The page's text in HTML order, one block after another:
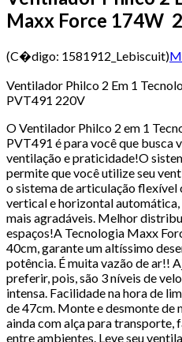
Maxx Force 174W
(C�digo: 1581912_Lebiscuit)
Ventilador Philco 2 Em 1
PVT491 220V
O Ventilador Philco 2 em 1
PVT491 é para você que busca
ventilação e praticidade!O
permite que você utilize seu
o sistema de articulação flexível
vertical e horizontal automática,
mais agradáveis. Melhor
espaços!A Tecnologia Maxx
40cm, garante um altíssimo
potência. É muita vazão de ar!!
preferir, pois, são 3 níveis de
intensa. Facilidade na hora de
de 47cm. Monte e desmonte de
ainda com alça para transporte,
entre ambientes. Leve seu